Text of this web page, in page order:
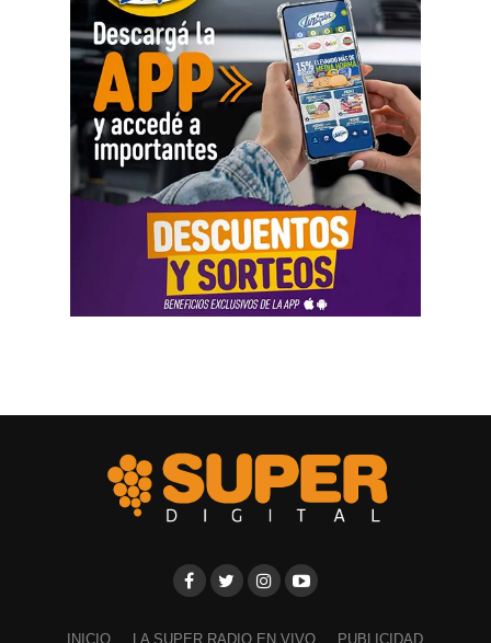
INICIO LA SUPER RADIO EN VIVO PUBLICIDAD